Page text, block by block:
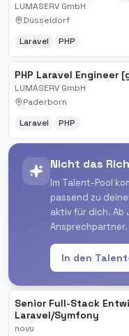
LUMASERV GmbH
Düsseldorf
Laravel PHP
PHP Laravel Engineer
LUMASERV GmbH
Paderborn
Laravel PHP
Nicht das
Im Talent-Pool
passend zu
aktiv für dich. Ab
Ansprechpartner.
In den
Senior Full-Stack
Laravel/Symfony
novu